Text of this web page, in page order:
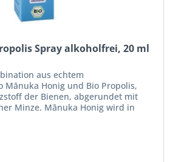
Spray alkoholfrei, 20 ml
aus echtem
Mānuka Honig und Bio Propolis,
der Bienen, abgerundet mit
Minze. Mānuka Honig wird in